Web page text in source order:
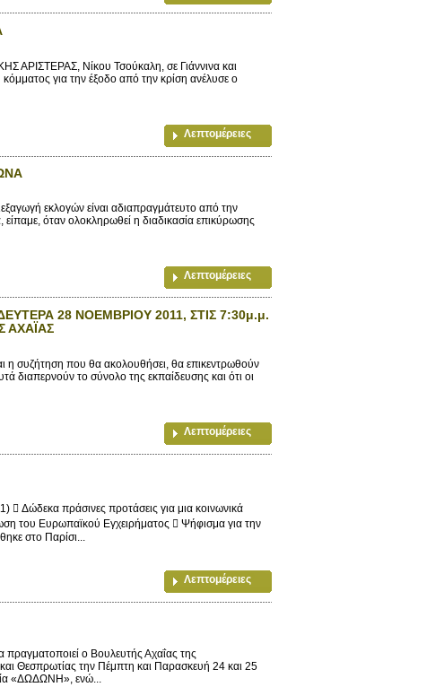
ΑΡΙΣΤΕΡΑΣ, Νίκου Τσούκαλη, σε Γιάννινα και
για την έξοδο από την κρίση ανέλυσε ο
Λεπτομέρειες
εκλογών είναι αδιαπραγμάτευτο από την
όταν ολοκληρωθεί η διαδικασία επικύρωσης
Λεπτομέρειες
28 ΝΟΕΜΒΡΙΟΥ 2011, ΣΤΙΣ 7:30μ.μ.
ΑΧΑΪΑΣ
συζήτηση που θα ακολουθήσει, θα επικεντρωθούν
διαπερνούν το σύνολο της εκπαίδευσης και ότι οι
Λεπτομέρειες
Δώδεκα πράσινες προτάσεις για μια κοινωνικά
του Ευρωπαϊκού Εγχειρήματος  Ψήφισμα για την
στο Παρίσι...
Λεπτομέρειες
ο Βουλευτής Αχαΐας της
Θεσπρωτίας την Πέμπτη και Παρασκευή 24 και 25
«ΔΩΔΩΝΗ», ενώ...